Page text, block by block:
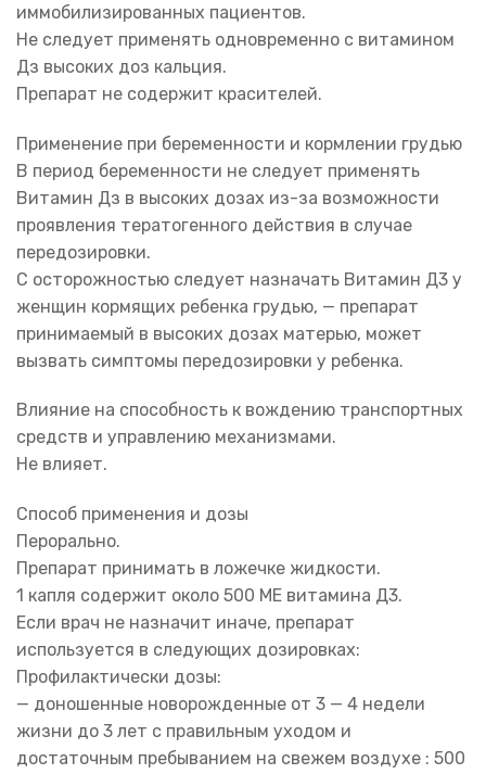
иммобилизированных пациентов.
Не следует применять одновременно с витамином
Дз высоких доз кальция.
Препарат не содержит красителей.
Применение при беременности и кормлении грудью
В период беременности не следует применять
Витамин Дз в высоких дозах из-за возможности
проявления тератогенного действия в случае
передозировки.
С осторожностью следует назначать Витамин Д3 у
женщин кормящих ребенка грудью, — препарат
принимаемый в высоких дозах матерью, может
вызвать симптомы передозировки у ребенка.
Влияние на способность к вождению транспортных
средств и управлению механизмами.
Не влияет.
Способ применения и дозы
Перорально.
Препарат принимать в ложечке жидкости.
1 капля содержит около 500 ME витамина Д3.
Если врач не назначит иначе, препарат
используется в следующих дозировках:
Профилактически дозы:
— доношенные новорожденные от 3 — 4 недели
жизни до 3 лет с правильным уходом и
достаточным пребыванием на свежем воздухе : 500